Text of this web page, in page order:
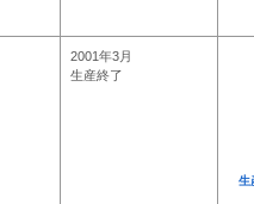
2001年3月
生産終了
生